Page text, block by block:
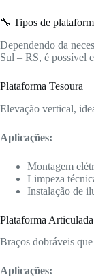
🔧 Tipos de
Dependendo da
Sul – RS, é possível
Plataforma Tesoura
Elevação vertical,
Aplicações:
Montagem
Limpeza
Instalação de
Plataforma Articulada
Braços dobráveis
Aplicações: